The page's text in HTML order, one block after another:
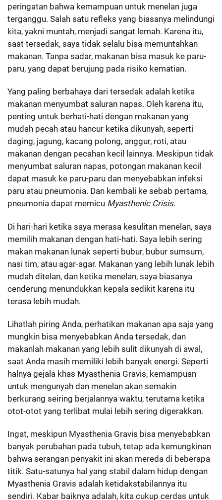
peringatan bahwa kemampuan untuk menelan juga
terganggu. Salah satu refleks yang biasanya melindungi
kita, yakni muntah, menjadi sangat lemah. Karena itu,
saat tersedak, saya tidak selalu bisa memuntahkan
makanan. Tanpa sadar, makanan bisa masuk ke paru-
paru, yang dapat berujung pada risiko kematian.
Yang paling berbahaya dari tersedak adalah ketika
makanan menyumbat saluran napas. Oleh karena itu,
penting untuk berhati-hati dengan makanan yang
mudah pecah atau hancur ketika dikunyah, seperti
daging, jagung, kacang polong, anggur, roti, atau
makanan dengan pecahan kecil lainnya. Meskipun tidak
menyumbat saluran napas, potongan makanan kecil
dapat masuk ke paru-paru dan menyebabkan infeksi
paru atau pneumonia. Dan kembali ke sebab pertama,
pneumonia dapat memicu Myasthenic Crisis.
Di hari-hari ketika saya merasa kesulitan menelan, saya
memilih makanan dengan hati-hati. Saya lebih sering
makan makanan lunak seperti bubur, bubur sumsum,
nasi tim, atau agar-agar. Makanan yang lebih lunak lebih
mudah ditelan, dan ketika menelan, saya biasanya
cenderung menundukkan kepala sedikit karena itu
terasa lebih mudah.
Lihatlah piring Anda, perhatikan makanan apa saja yang
mungkin bisa menyebabkan Anda tersedak, dan
makanlah makanan yang lebih sulit dikunyah di awal,
saat Anda masih memiliki lebih banyak energi. Seperti
halnya gejala khas Myasthenia Gravis, kemampuan
untuk mengunyah dan menelan akan semakin
berkurang seiring berjalannya waktu, terutama ketika
otot-otot yang terlibat mulai lebih sering digerakkan.
Ingat, meskipun Myasthenia Gravis bisa menyebabkan
banyak perubahan pada tubuh, tetap ada kemungkinan
bahwa serangan penyakit ini akan mereda di beberapa
titik. Satu-satunya hal yang stabil dalam hidup dengan
Myasthenia Gravis adalah ketidakstabilannya itu
sendiri. Kabar baiknya adalah, kita cukup cerdas untuk